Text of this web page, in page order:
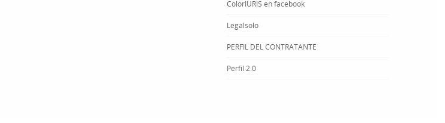
ColorIURIS en facebook
Legalsolo
PERFIL DEL CONTRATANTE
Perfil 2.0